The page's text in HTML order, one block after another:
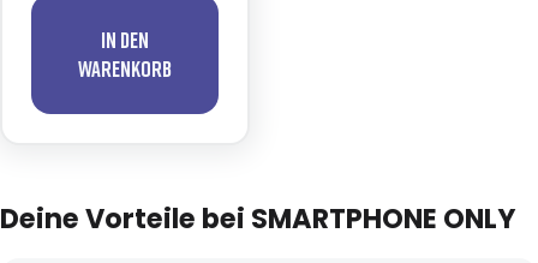
In den
Warenkorb
Deine Vorteile bei SMARTPHONE ONLY